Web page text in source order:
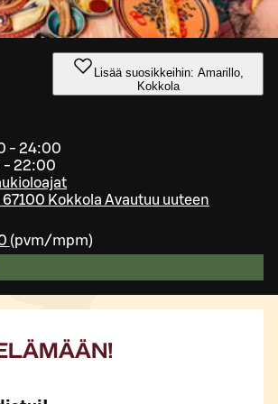
Lisää suosikkeihin: Amarillo,
Kokkola
- 24:00
- 22:00
Kokkola Avautuu uuteen
(pvm/mpm)